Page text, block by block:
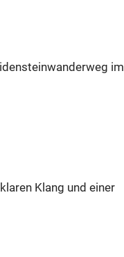
im
Klang und einer